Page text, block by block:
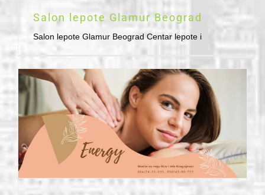
Salon lepote Glamur Beograd
Salon lepote Glamur Beograd Centar lepote i